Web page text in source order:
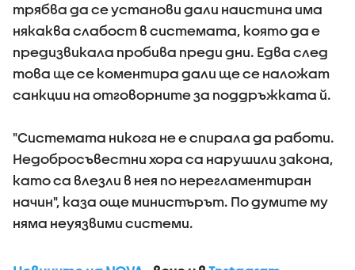
трябва да се установи дали наистина има
някаква слабост в системата, която да е
предизвикала пробива преди дни. Едва след
това ще се коментира дали ще се наложат
санкции на отговорните за поддръжката й.
"Системата никога не е спирала да работи.
Недобросъвестни хора са нарушили закона,
като са влезли в нея по нерегламентиран
начин", каза още министърът. По думите му
няма неуязвими системи.